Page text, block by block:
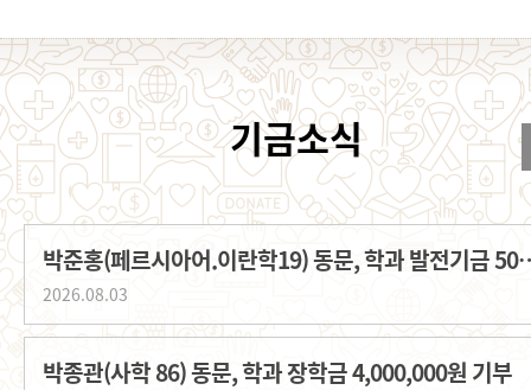
박준홍(페르시아어.이
2026.08.03
박종관(사학 86) 동문, 학과 장학금 4,000,000원 기부